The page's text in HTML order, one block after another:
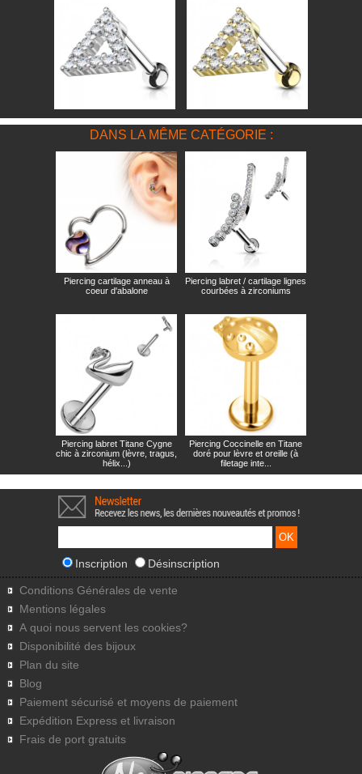
DANS LA MÊME CATÉGORIE :
Piercing cartilage anneau à
coeur d'abalone
Piercing labret / cartilage lignes
courbées à zirconiums
Piercing labret Titane Cygne
chic à zirconium (lèvre, tragus,
hélix...)
Piercing Coccinelle en Titane
doré pour lèvre et oreille (à
filetage inte...
Inscription Désinscription
Conditions Générales de vente
Mentions légales
A quoi nous servent les cookies?
Disponibilité des bijoux
Plan du site
Blog
Paiement sécurisé et moyens de paiement
Expédition Express et livraison
Frais de port gratuits